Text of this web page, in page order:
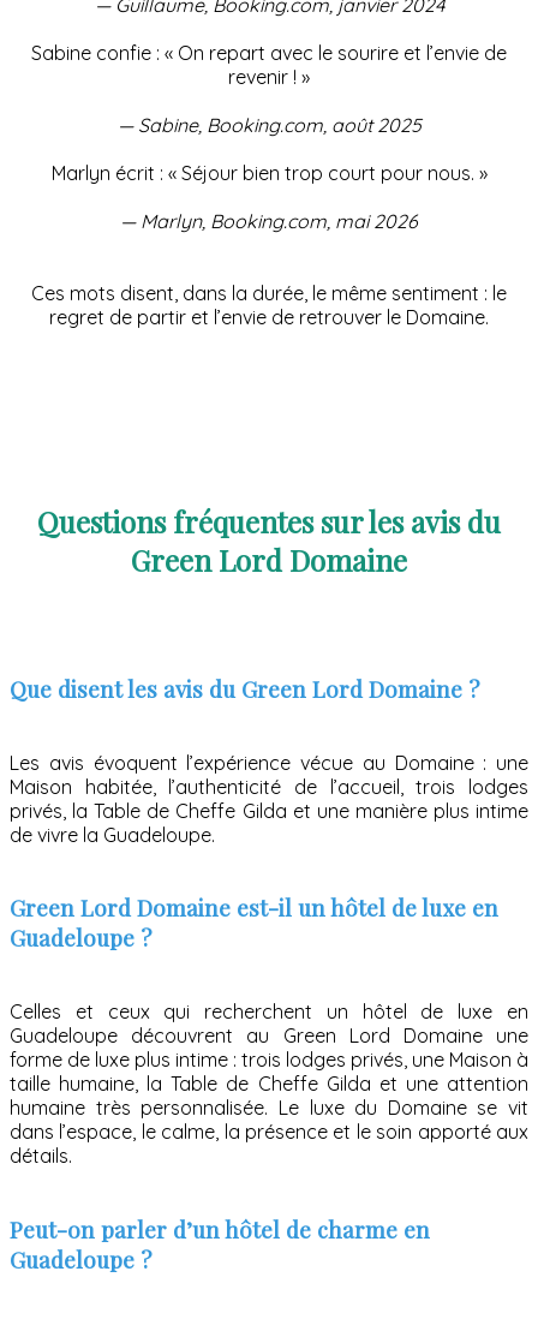
— Guillaume, Booking.com, janvier 2024
Sabine confie : « On repart avec le sourire et l’envie de
revenir ! »
— Sabine, Booking.com, août 2025
Marlyn écrit : « Séjour bien trop court pour nous. »
— Marlyn, Booking.com, mai 2026
Ces mots disent, dans la durée, le même sentiment : le
regret de partir et l’envie de retrouver le Domaine.
Questions fréquentes sur les avis du
Green Lord Domaine
Que disent les avis du Green Lord Domaine ?
Les avis évoquent l’expérience vécue au Domaine : une
Maison habitée, l’authenticité de l’accueil, trois lodges
privés, la Table de Cheffe Gilda et une manière plus intime
de vivre la Guadeloupe.
Green Lord Domaine est-il un hôtel de luxe en
Guadeloupe ?
Celles et ceux qui recherchent un hôtel de luxe en
Guadeloupe découvrent au Green Lord Domaine une
forme de luxe plus intime : trois lodges privés, une Maison à
taille humaine, la Table de Cheffe Gilda et une attention
humaine très personnalisée. Le luxe du Domaine se vit
dans l’espace, le calme, la présence et le soin apporté aux
détails.
Peut-on parler d’un hôtel de charme en
Guadeloupe ?